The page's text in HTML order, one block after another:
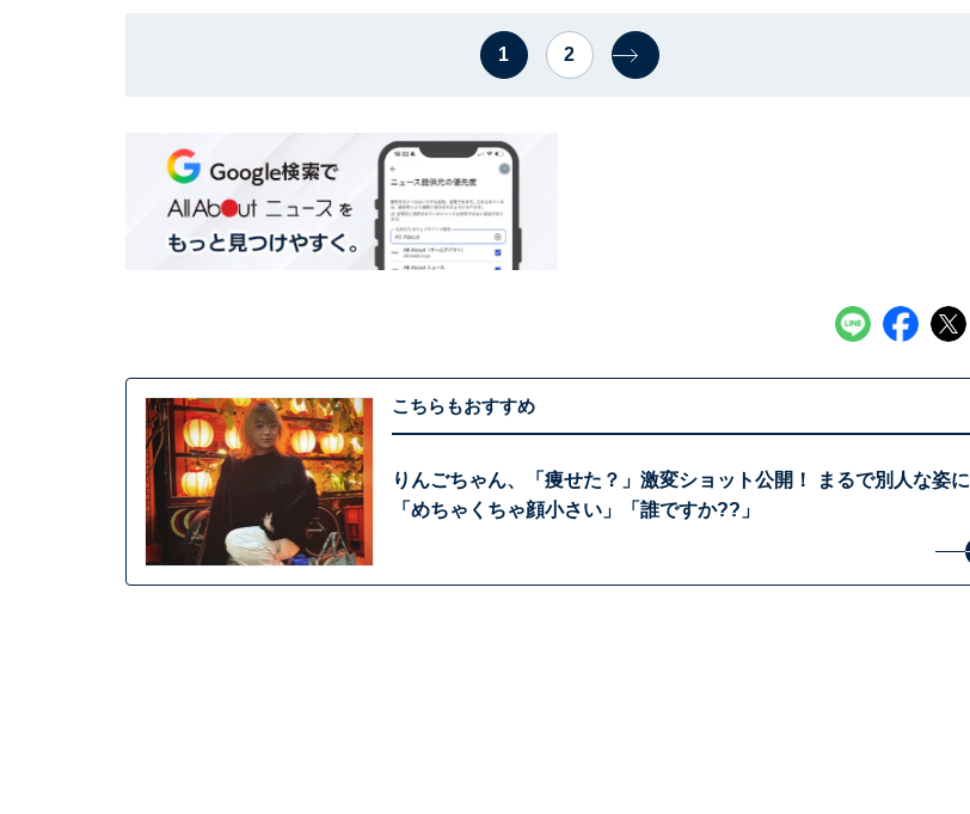
1 2
こちらもおすすめ
りんごちゃん、「痩せた？」激変ショット公開！ まるで別人な姿に
「めちゃくちゃ顔小さい」「誰ですか??」